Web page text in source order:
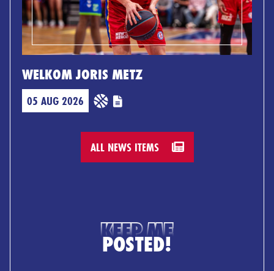
WELKOM JORIS METZ
05 AUG 2026
ALL NEWS ITEMS
KEEP ME
POSTED!